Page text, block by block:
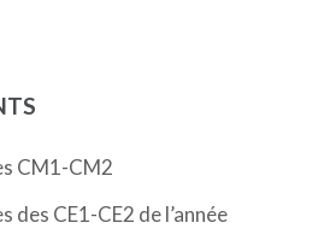
CM1-CM2
CE1-CE2 de l’année